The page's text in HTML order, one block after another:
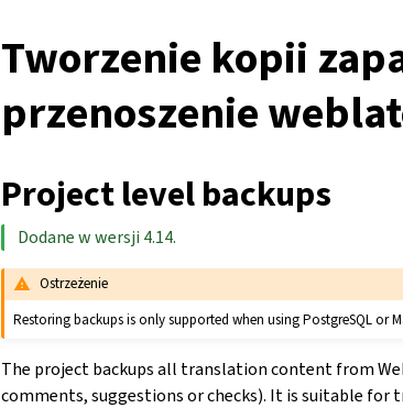
Tworzenie kopii
przenoszenie
Project level backups
Dodane w wersji 4.14.
Ostrzeżenie
Restoring backups is only supported when using PostgreSQL or
The project backups all translation content from
comments, suggestions or checks). It is suitable